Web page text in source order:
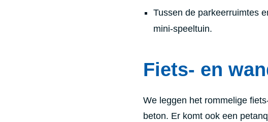
Tussen de parkeerruimtes
mini-speeltuin.
Fiets- en
We leggen het rommelige
beton. Er komt ook een